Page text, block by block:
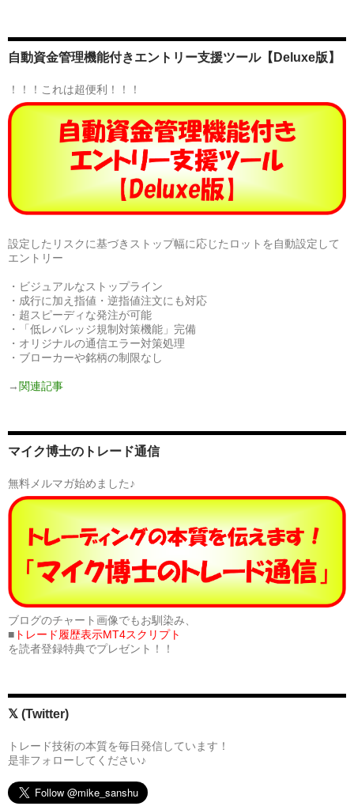
自動資金管理機能付きエントリー支援ツール【Deluxe版】
！！！これは超便利！！！
設定したリスクに基づきストップ幅に応じたロットを自動設定して
エントリー
・ビジュアルなストップライン
・成行に加え指値・逆指値注文にも対応
・超スピーディな発注が可能
・「低レバレッジ規制対策機能」完備
・オリジナルの通信エラー対策処理
・ブローカーや銘柄の制限なし
→関連記事
マイク博士のトレード通信
無料メルマガ始めました♪
ブログのチャート画像でもお馴染み、
■ トレード履歴表示MT4スクリプト
を読者登録特典でプレゼント！！
𝕏 (Twitter)
トレード技術の本質を毎日発信しています！
是非フォローしてください♪